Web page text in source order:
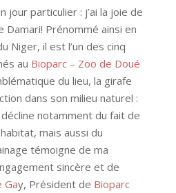
jour particulier : j’ai la joie de
Damari! Prénommé ainsi en
Niger, il est l’un des cinq
au Bioparc – Zoo de Doué
du lieu, la girafe
dans son milieu naturel :
notamment du fait de
mais aussi du
témoigne de ma
sincère et de
Gay, Président de Bioparc